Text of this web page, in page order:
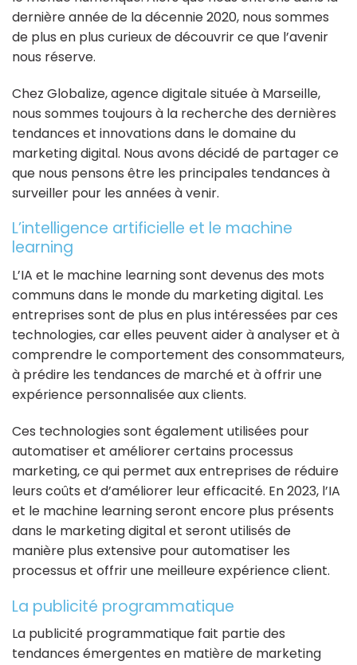
dernière année de la décennie 2020, nous sommes
de plus en plus curieux de découvrir ce que l’avenir
nous réserve.
Chez Globalize, agence digitale située à Marseille,
nous sommes toujours à la recherche des dernières
tendances et innovations dans le domaine du
marketing digital. Nous avons décidé de partager ce
que nous pensons être les principales tendances à
surveiller pour les années à venir.
L’intelligence artificielle et le machine
learning
L’IA et le machine learning sont devenus des mots
communs dans le monde du marketing digital. Les
entreprises sont de plus en plus intéressées par ces
technologies, car elles peuvent aider à analyser et à
comprendre le comportement des consommateurs,
à prédire les tendances de marché et à offrir une
expérience personnalisée aux clients.
Ces technologies sont également utilisées pour
automatiser et améliorer certains processus
marketing, ce qui permet aux entreprises de réduire
leurs coûts et d’améliorer leur efficacité. En 2023, l’IA
et le machine learning seront encore plus présents
dans le marketing digital et seront utilisés de
manière plus extensive pour automatiser les
processus et offrir une meilleure expérience client.
La publicité programmatique
La publicité programmatique fait partie des
tendances émergentes en matière de marketing